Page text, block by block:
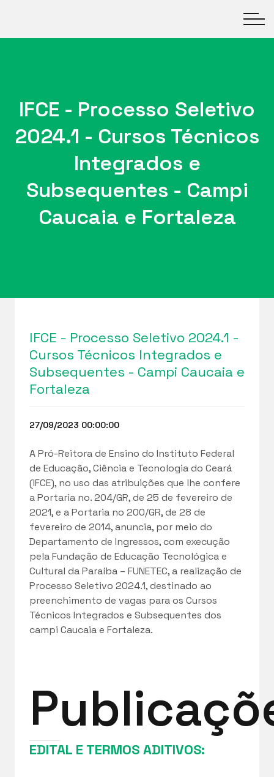
IFCE - Processo Seletivo
2024.1 - Cursos Técnicos
Integrados e
Subsequentes - Campi
Caucaia e Fortaleza
IFCE - Processo Seletivo 2024.1 -
Cursos Técnicos Integrados e
Subsequentes - Campi Caucaia e
Fortaleza
27/09/2023 00:00:00
A Pró-Reitora de Ensino do Instituto Federal
de Educação, Ciência e Tecnologia do Ceará
(IFCE), no uso das atribuições que lhe confere
a Portaria no. 204/GR, de 25 de fevereiro de
2021, e a Portaria no 200/GR, de 28 de
fevereiro de 2014, anuncia, por meio do
Departamento de Ingressos, com execução
pela Fundação de Educação Tecnológica e
Cultural da Paraíba – FUNETEC, a realização de
Processo Seletivo 2024.1, destinado ao
preenchimento de vagas para os Cursos
Técnicos Integrados e Subsequentes dos
campi Caucaia e Fortaleza.
EDITAL E TERMOS ADITIVOS: